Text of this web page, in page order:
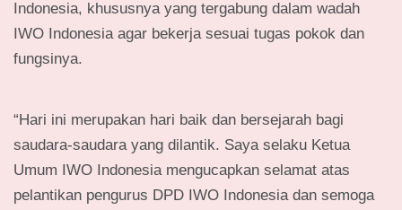
Indonesia, khususnya yang tergabung dalam wadah
IWO Indonesia agar bekerja sesuai tugas pokok dan
fungsinya.
“Hari ini merupakan hari baik dan bersejarah bagi
saudara-saudara yang dilantik. Saya selaku Ketua
Umum IWO Indonesia mengucapkan selamat atas
pelantikan pengurus DPD IWO Indonesia dan semoga